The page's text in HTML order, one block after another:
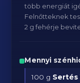
több energiát
Felnőtteknek
2 g fehérje
Mennyi
100 g Sertés